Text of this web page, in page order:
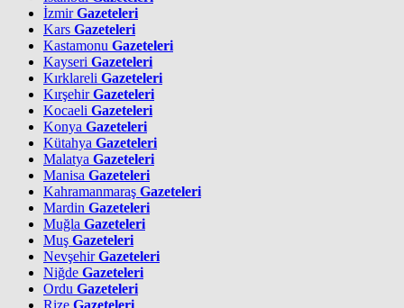
İzmirGazeteleri
Kars Gazeteleri
Kastamonu Gazeteleri
Kayseri Gazeteleri
Kırklareli Gazeteleri
KırşehirGazeteleri
Kocaeli Gazeteleri
Konya Gazeteleri
Kütahya Gazeteleri
Malatya Gazeteleri
Manisa Gazeteleri
Kahramanmaraş Gazeteleri
Mardin Gazeteleri
Muğla Gazeteleri
Muş Gazeteleri
NevşehirGazeteleri
Niğde Gazeteleri
Ordu Gazeteleri
Rize Gazeteleri